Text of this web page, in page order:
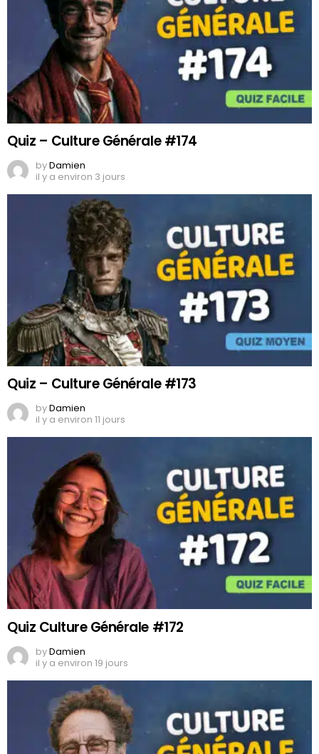
Quiz – Culture Générale #174
byDamien
il y a environ 3 jours
Quiz – Culture Générale #173
byDamien
il y a environ 11 jours
Quiz Culture Générale #172
byDamien
il y a environ 19 jours